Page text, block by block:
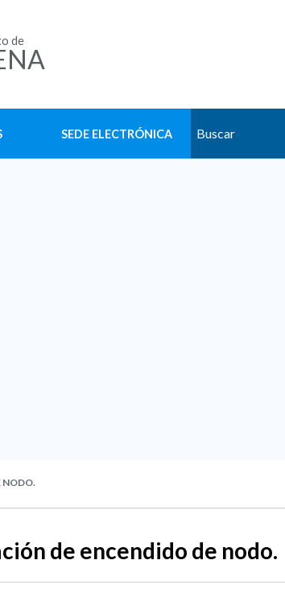
de
SEDE ELECTRÓNICA
NODO.
de encendido de nodo.